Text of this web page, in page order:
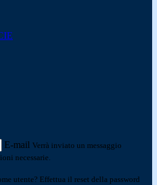
E-mail Verrà inviato un messaggio
necessarie.
utente? Effettua il reset della password